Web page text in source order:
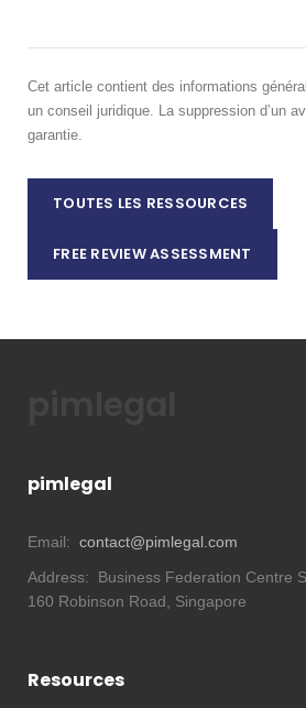
Cet article contient des informations
un conseil juridique. La suppression d’un
garantie.
TOUTES LES RESSOURCES
FREE REVIEW ASSESSMENT
pimlegal
Email: contact@pimlegal.com
Address:
Business Federation Centre
160 Robinson Road, Singapore
Resources